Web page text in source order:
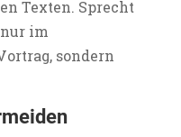
Texten. Sprecht
im
sondern